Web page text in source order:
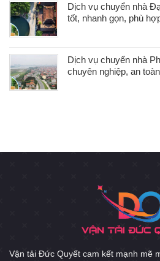
Dịch vụ chuyển nhà
tốt, nhanh gọn, phù
Dịch vụ chuyển nhà
chuyên nghiệp, an
Vận tải Đức Quyết cam kết mạnh mẽ